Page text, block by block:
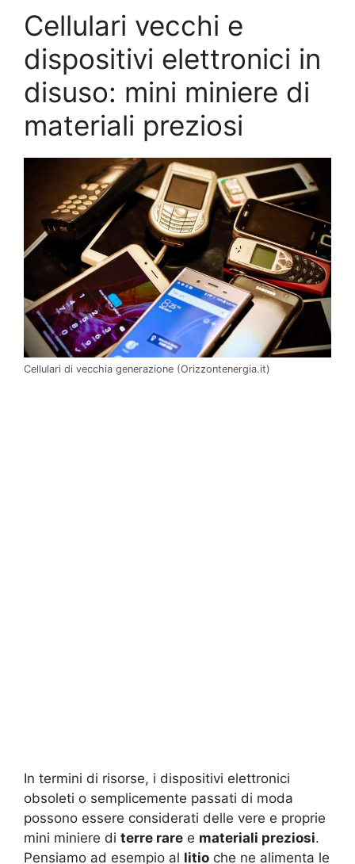
Cellulari vecchi e
dispositivi elettronici in
disuso: mini miniere di
materiali preziosi
Cellulari di vecchia generazione (Orizzontenergia.it)
In termini di risorse, i dispositivi elettronici
obsoleti o semplicemente passati di moda
possono essere considerati delle vere e proprie
mini miniere di terre rare e materiali preziosi.
Pensiamo ad esempio al litio che ne alimenta le